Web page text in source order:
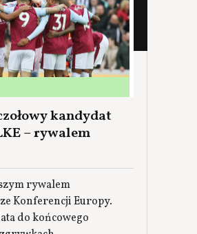
kandydat
– rywalem
rywalem
Konferencji Europy.
do końcowego